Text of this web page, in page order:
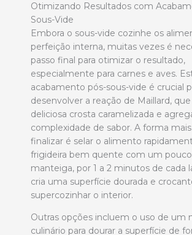
Otimizando Resultados com
Sous-Vide
Embora o sous-vide cozinhe os
perfeição interna, muitas vezes é
passo final para otimizar o resultado,
especialmente para carnes e aves.
acabamento pós-sous-vide é crucial
desenvolver a reação de Maillard, que
deliciosa crosta caramelizada e
complexidade de sabor. A forma
finalizar é selar o alimento
frigideira bem quente com um
manteiga, por 1 a 2 minutos de cada
cria uma superfície dourada e
supercozinhar o interior.
Outras opções incluem o uso de um
culinário para dourar a superfície de